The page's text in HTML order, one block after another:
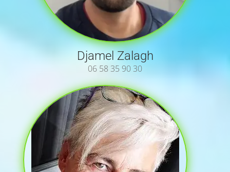
Djamel Zalagh
06 58 35 90 30